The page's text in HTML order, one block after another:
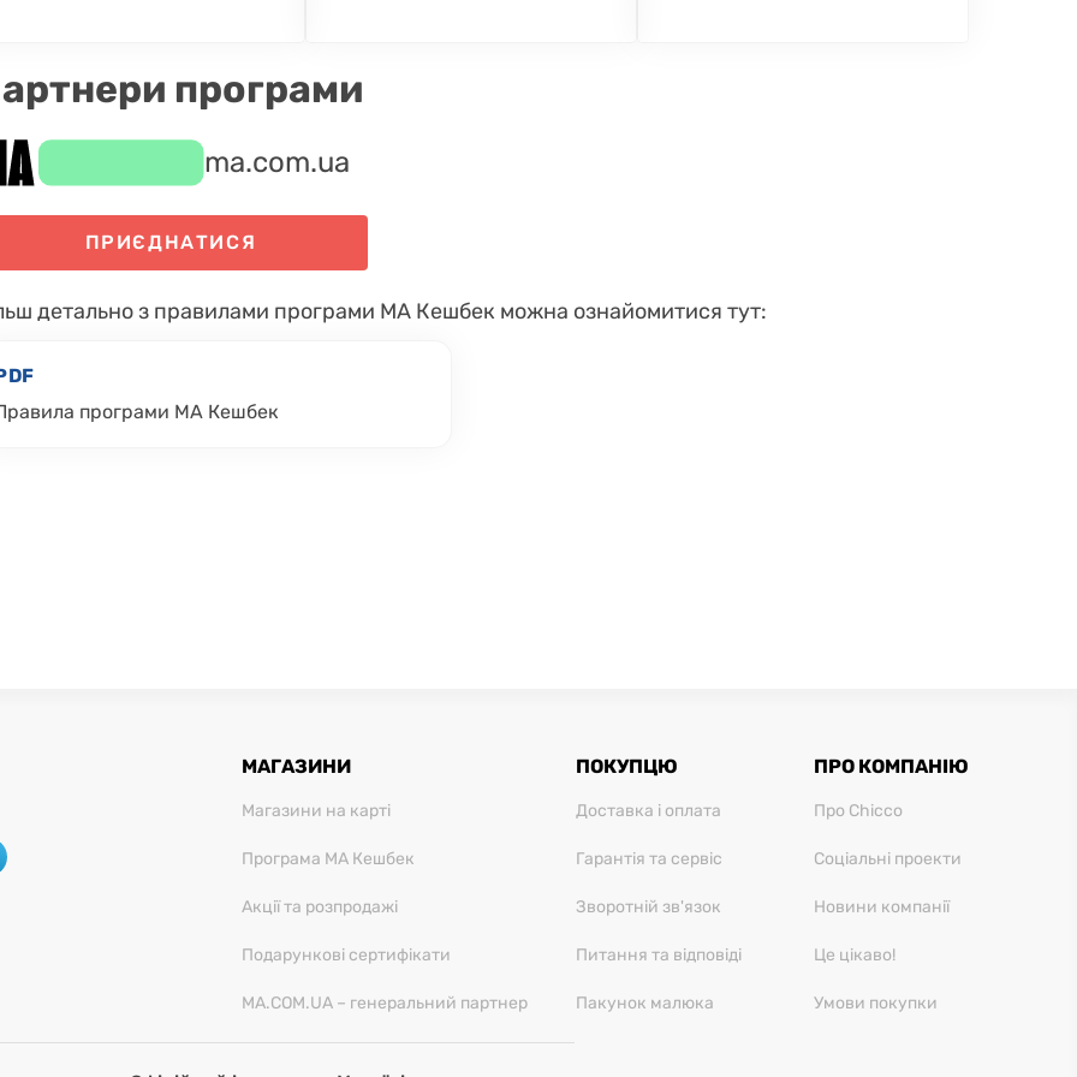
програми
ma.com.ua
ПРИЄДНАТИСЯ
детально з правилами програми МА Кешбек можна ознайомитися тут:
програми МА Кешбек
МАГАЗИНИ
Магазини на карті
Програма МА Кешбек
Акції та розпродажі
Подарункові сертифікати
MA.COM.UA – генеральний партнер
ПОКУПЦЮ
Доставка і оплата
Гарантія та сервіс
Зворотній зв'язок
Питання та відповіді
Пакунок малюка
ПРО КОМПАНІЮ
Про Chicco
Соціальні проекти
Новини компанії
Це цікаво!
Умови покупки